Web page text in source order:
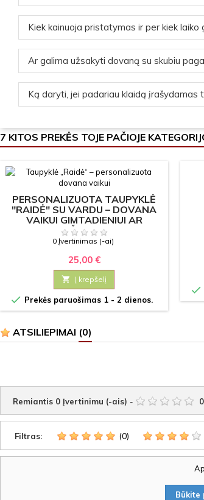
Kiek kainuoja pristatymas ir per kiek laiko
Ar galima užsakyti dovaną su skubiu
Ką daryti, jei padariau klaidą įrašydamas
7 KITOS PREKĖS TOJE PAČIOJE
PERSONALIZUOTA TAUPYKLĖ
"RAIDĖ" SU VARDU – DOVANA
VAIKUI GIMTADIENIUI AR
KRIKŠTYNOMS
0 Įvertinimas (-ai)
25,00 €
 Į krepšelį
 Prekės paruošimas 1 - 2 dienos.

ATSILIEPIMAI (0)
Remiantis 0 Įvertinimu (-ais) - 0
Filtras: (0)
Būkite